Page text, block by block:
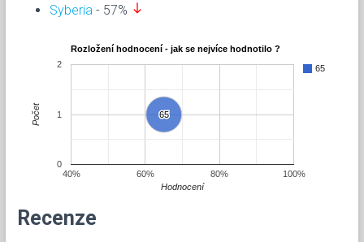
Syberia - 57% south
Rozložení hodnocení - jak se nejvíce hodnotilo ?
65
65
65
40% 60% 80% 100%
0
1
2
Hodnocení
Počet
Recenze